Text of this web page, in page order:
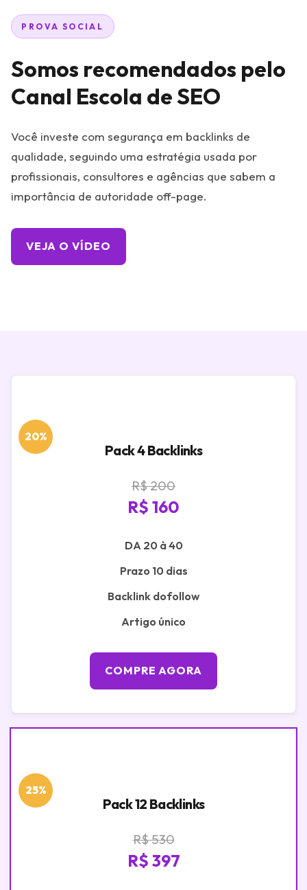
PROVA SOCIAL
Somos recomendados pelo
Canal Escola de SEO
Você investe com segurança em backlinks de
qualidade, seguindo uma estratégia usada por
profissionais, consultores e agências que sabem a
importância de autoridade off-page.
VEJA O VÍDEO
20%
Pack 4 Backlinks
R$ 200
R$ 160
DA 20 à 40
Prazo 10 dias
Backlink dofollow
Artigo único
COMPRE AGORA
25%
Pack 12 Backlinks
R$ 530
R$ 397